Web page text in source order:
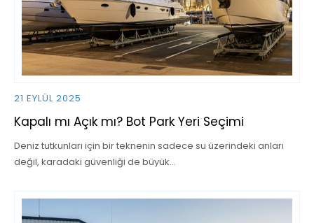
21 EYLÜL 2025
Kapalı mı Açık mı? Bot Park Yeri Seçimi
Deniz tutkunları için bir teknenin sadece su üzerindeki anları
değil, karadaki güvenliği de büyük…